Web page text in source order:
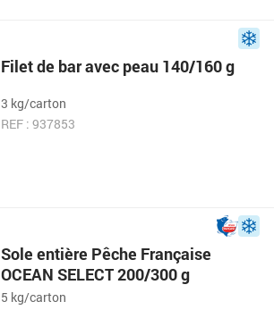
Filet de bar avec peau 140/160 g
3 kg/carton
REF : 937853
Sole entière Pêche Française
OCEAN SELECT 200/300 g
5 kg/carton